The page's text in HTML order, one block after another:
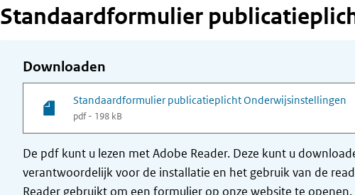
Standaardformulier
Downloaden
Standaardformulier publicatieplicht Onderwijsinstellingen
pdf - 198 kB
De pdf kunt u lezen met Adobe Reader. Deze kunt u
verantwoordelijk voor de installatie en het gebruik van de
Reader gebruikt om een formulier op onze website te